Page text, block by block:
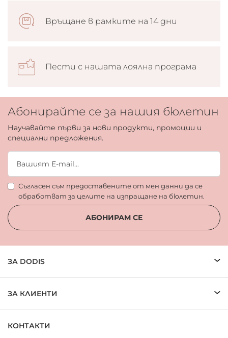
Връщане в рамките на 14 дни
Пести с нашата лоялна програма
Абонирайте се за нашия бюлетин
Научавайте първи за нови продукти, промоции и
специални предложения.
Съгласен съм предоставените от мен данни да се
обработват за целите на изпращане на бюлетин.
АБОНИРАМ СЕ
ЗА DODIS
ЗА КЛИЕНТИ
КОНТАКТИ